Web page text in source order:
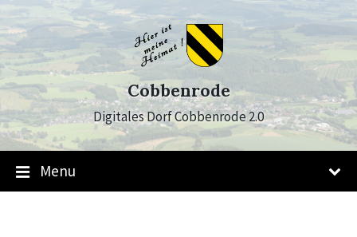
Skip
to
content
Skip
to
main
navigation
Skip
to
footer
Cobbenrode
Digitales Dorf Cobbenrode 2.0
Menu